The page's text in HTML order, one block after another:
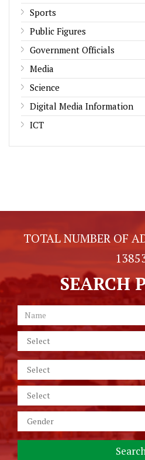
Sports
Public Figures
Government Officials
Media
Science
Digital Media Information
ICT
TOTAL NUMBER OF
SEARCH